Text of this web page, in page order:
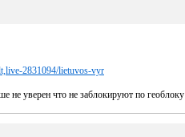
2831094/lietuvos-vyr
не уверен что не заблокируют по геоблоку